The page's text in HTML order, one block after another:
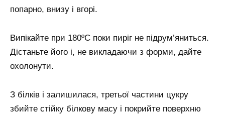
попарно, внизу і вгорі.
Випікайте при 180ºϹ поки пиріг не підрум’яниться.
Дістаньте його і, не викладаючи з форми, дайте
охолонути.
З білків і залишилася, третьої частини цукру
збийте стійку білкову масу і покрийте поверхню